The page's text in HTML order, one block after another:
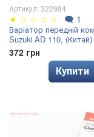
Артикул: 322984
★ ☆ ☆ ☆ ☆ 🗨 1
Варіатор передній
Suzuki AD 110, (Китай)
372 грн
Купити